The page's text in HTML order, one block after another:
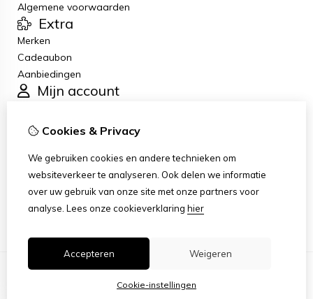
Algemene voorwaarden
Extra
Merken
Cadeaubon
Aanbiedingen
Mijn account
Bestelhistorie
Klantenservice
Contact
Retourneren
Sitemap
Cookies & Privacy
We gebruiken cookies en andere technieken om
websiteverkeer te analyseren. Ook delen we informatie
over uw gebruik van onze site met onze partners voor
analyse. Lees onze cookieverklaring hier
Accepteren Weigeren
Cookie-instellingen